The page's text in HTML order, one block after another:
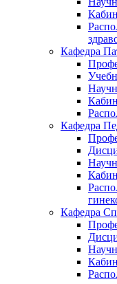
Кафедра
Кафедра
Кафедра